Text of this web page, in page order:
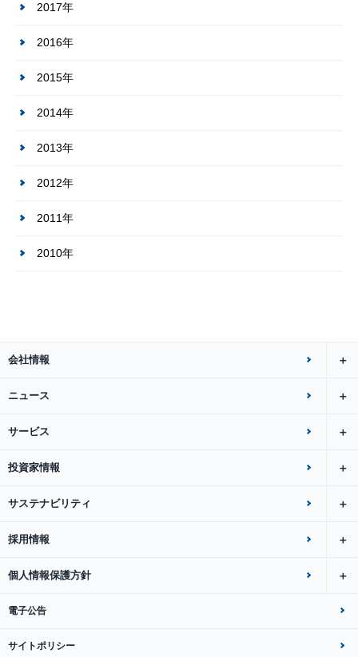
2017年
2016年
2015年
2014年
2013年
2012年
2011年
2010年
会社情報
ニュース
サービス
投資家情報
サステナビリティ
採用情報
個人情報保護方針
電子公告
サイトポリシー